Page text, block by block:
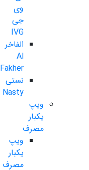
وی
جی
IVG
الفاخر
Al
Fakher
نستی
Nasty
ویپ
یکبار
مصرف
ویپ
یکبار
مصرف